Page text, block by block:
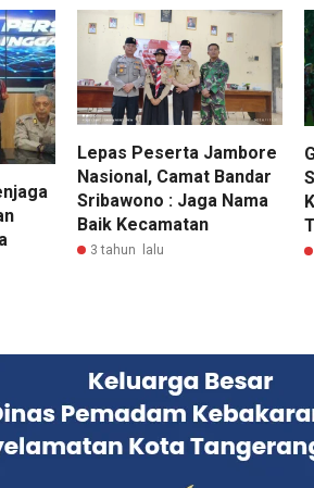
Lepas Peserta Jambore
Nasional, Camat Bandar
Sribawono : Jaga Nama
Baik Kecamatan
3 tahun lalu